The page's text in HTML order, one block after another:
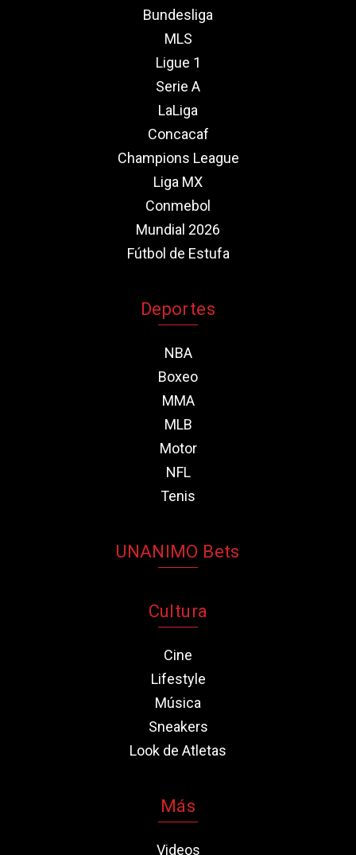
Bundesliga
MLS
Ligue 1
Serie A
LaLiga
Concacaf
Champions League
Liga MX
Conmebol
Mundial 2026
Fútbol de Estufa
Deportes
NBA
Boxeo
MMA
MLB
Motor
NFL
Tenis
UNANIMO Bets
Cultura
Cine
Lifestyle
Música
Sneakers
Look de Atletas
Más
Videos